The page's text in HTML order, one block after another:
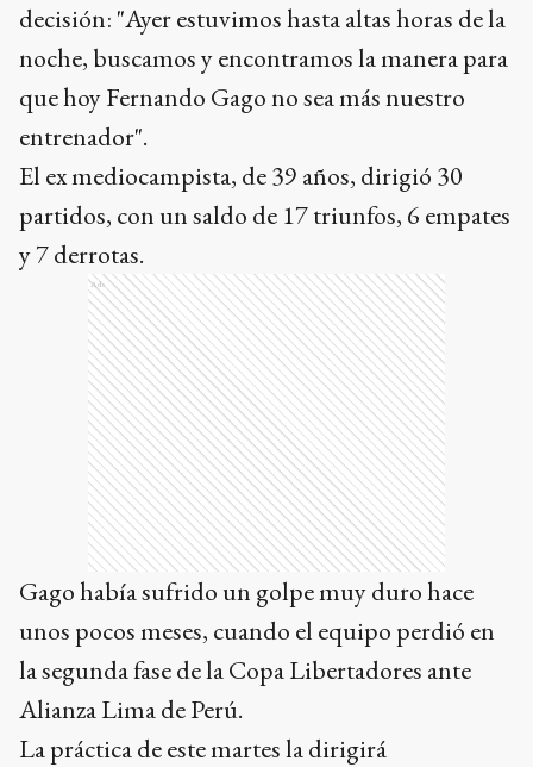
decisión: "Ayer estuvimos hasta altas horas de la
noche, buscamos y encontramos la manera para
que hoy Fernando Gago no sea más nuestro
entrenador".
El ex mediocampista, de 39 años, dirigió 30
partidos, con un saldo de 17 triunfos, 6 empates
y 7 derrotas.
Ads
Gago había sufrido un golpe muy duro hace
unos pocos meses, cuando el equipo perdió en
la segunda fase de la Copa Libertadores ante
Alianza Lima de Perú.
La práctica de este martes la dirigirá